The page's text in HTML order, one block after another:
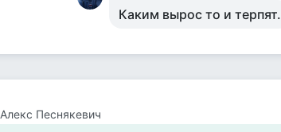
Каким вырос то и терпят.
Алекс Песнякевич